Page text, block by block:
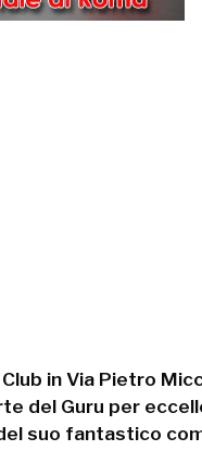
in Via Pietro
del Guru per
suo fantastico